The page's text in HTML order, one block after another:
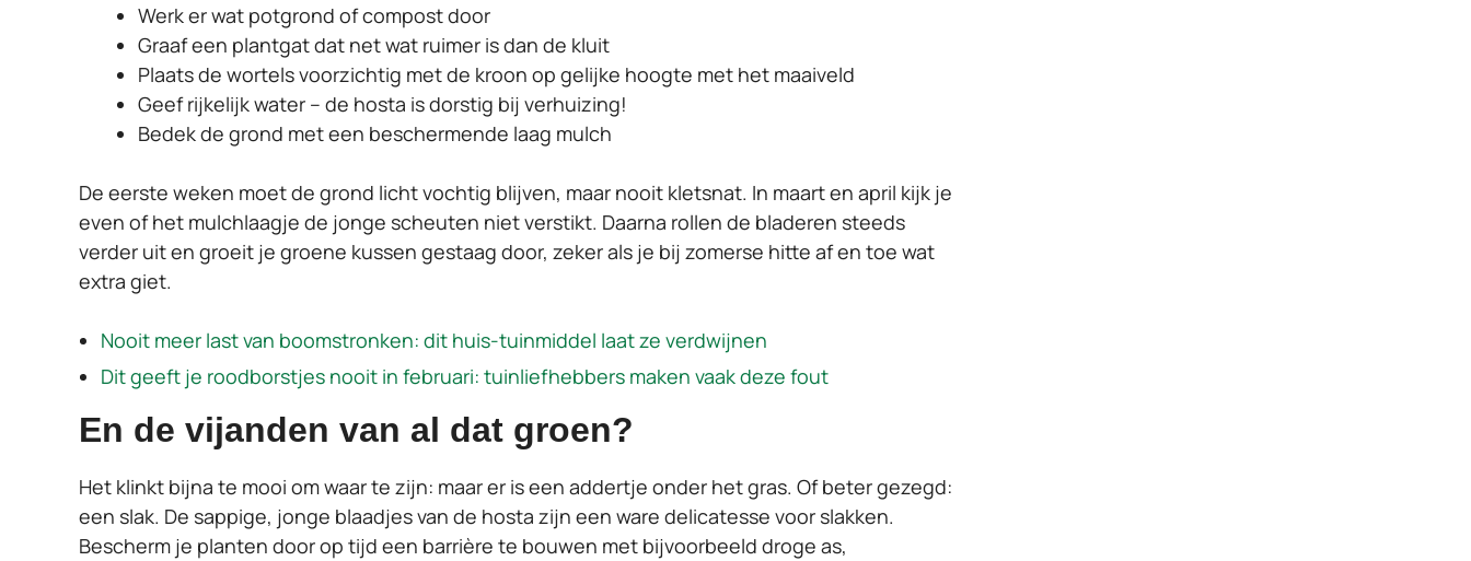
Werk er wat potgrond of compost door
Graaf een plantgat dat net wat ruimer is dan de kluit
Plaats de wortels voorzichtig met de kroon op gelijke hoogte met het maaiveld
Geef rijkelijk water – de hosta is dorstig bij verhuizing!
Bedek de grond met een beschermende laag mulch
De eerste weken moet de grond licht vochtig blijven, maar nooit kletsnat. In maart en april kijk je
even of het mulchlaagje de jonge scheuten niet verstikt. Daarna rollen de bladeren steeds
verder uit en groeit je groene kussen gestaag door, zeker als je bij zomerse hitte af en toe wat
extra giet.
Nooit meer last van boomstronken: dit huis-tuinmiddel laat ze verdwijnen
Dit geeft je roodborstjes nooit in februari: tuinliefhebbers maken vaak deze fout
En de vijanden van al dat groen?
Het klinkt bijna te mooi om waar te zijn: maar er is een addertje onder het gras. Of beter gezegd:
een slak. De sappige, jonge blaadjes van de hosta zijn een ware delicatesse voor slakken.
Bescherm je planten door op tijd een barrière te bouwen met bijvoorbeeld droge as,